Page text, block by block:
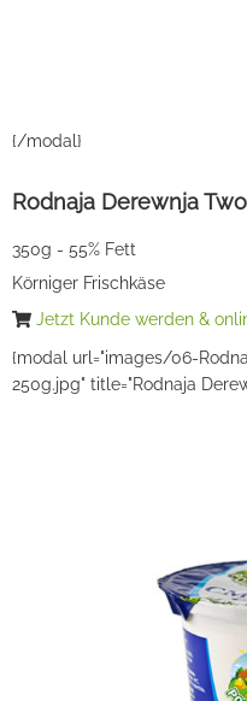
{/modal}
Rodnaja Derewnja
350g - 55% Fett
Körniger Frischkäse
Jetzt Kunde werden &
{modal url="images/06-
250g.jpg" title="Rodnaja